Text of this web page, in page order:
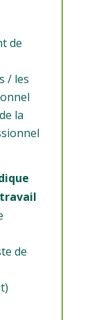
de
/ les
la
de